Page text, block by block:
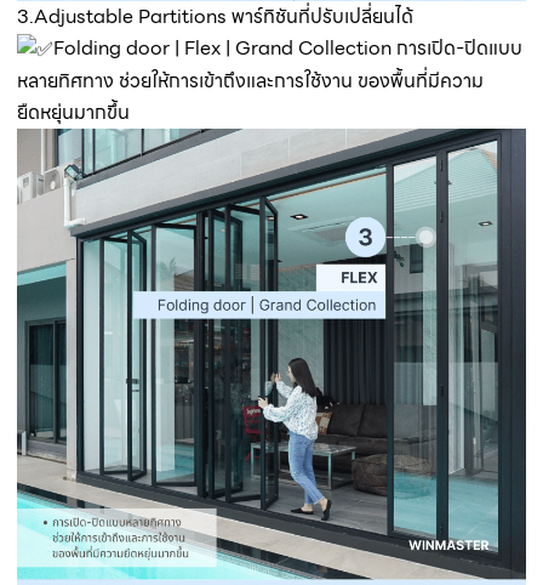
3.Adjustable Partitions พาร์ทิชันที่ปรับเปลี่ยนได้
Folding door | Flex | Grand Collection การเปิด-ปิดแบบ
หลายทิศทาง ช่วยให้การเข้าถึงและการใช้งาน ของพื้นที่มีความ
ยืดหยุ่นมากขึ้น